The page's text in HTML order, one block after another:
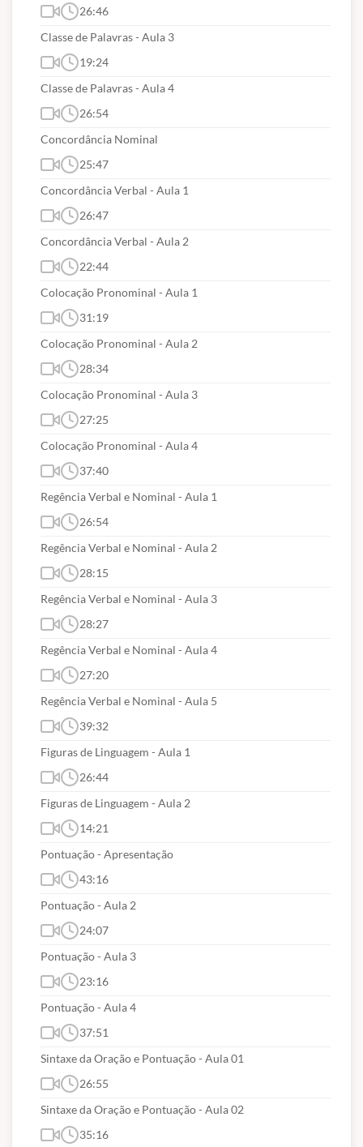
26:46
Classe de Palavras - Aula 3
19:24
Classe de Palavras - Aula 4
26:54
Concordância Nominal
25:47
Concordância Verbal - Aula 1
26:47
Concordância Verbal - Aula 2
22:44
Colocação Pronominal - Aula 1
31:19
Colocação Pronominal - Aula 2
28:34
Colocação Pronominal - Aula 3
27:25
Colocação Pronominal - Aula 4
37:40
Regência Verbal e Nominal - Aula 1
26:54
Regência Verbal e Nominal - Aula 2
28:15
Regência Verbal e Nominal - Aula 3
28:27
Regência Verbal e Nominal - Aula 4
27:20
Regência Verbal e Nominal - Aula 5
39:32
Figuras de Linguagem - Aula 1
26:44
Figuras de Linguagem - Aula 2
14:21
Pontuação - Apresentação
43:16
Pontuação - Aula 2
24:07
Pontuação - Aula 3
23:16
Pontuação - Aula 4
37:51
Sintaxe da Oração e Pontuação - Aula 01
26:55
Sintaxe da Oração e Pontuação - Aula 02
35:16